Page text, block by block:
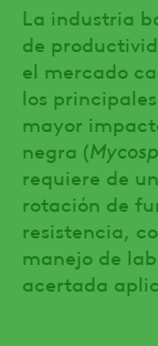
La industria
de
el mercado
los
mayor
negra (
requiere de
rotación de
resistencia,
manejo de
acertada